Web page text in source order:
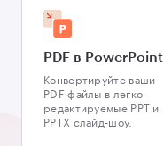
PDF в PowerPoint
Конвертируйте ваши
PDF файлы в легко
редактируемые PPT и
PPTX слайд-шоу.